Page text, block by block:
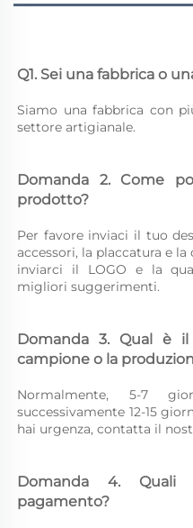
Q1. Sei una fabbrica o
Siamo una fabbrica con
settore artigianale.
Domanda 2. Come
prodotto?
Per favore inviaci il tuo
accessori, la placcatura e
inviarci il LOGO e la
migliori suggerimenti.
Domanda 3. Qual è
campione o la
Normalmente, 5-7
successivamente 12-15
hai urgenza, contatta il
Domanda 4.
pagamento?